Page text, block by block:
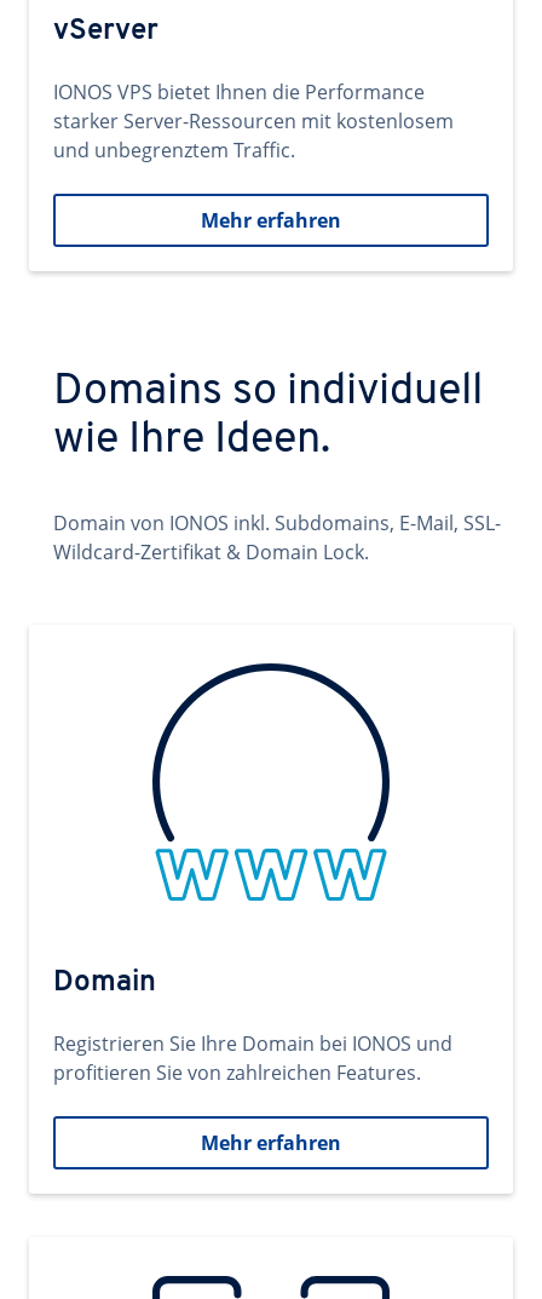
vServer
IONOS VPS bietet Ihnen die Performance
starker Server-Ressourcen mit kostenlosem
und unbegrenztem Traffic.
Mehr erfahren
Domains so individuell
wie Ihre Ideen.
Domain von IONOS inkl. Subdomains, E-Mail, SSL-
Wildcard-Zertifikat & Domain Lock.
Domain
Registrieren Sie Ihre Domain bei IONOS und
profitieren Sie von zahlreichen Features.
Mehr erfahren